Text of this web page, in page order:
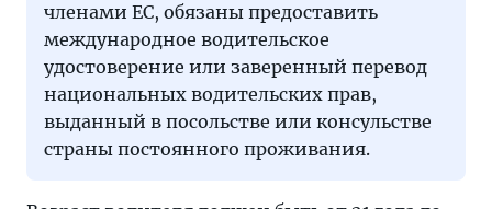
членами ЕС, обязаны предоставить
международное водительское
удостоверение или заверенный перевод
национальных водительских прав,
выданный в посольстве или консульстве
страны постоянного проживания.